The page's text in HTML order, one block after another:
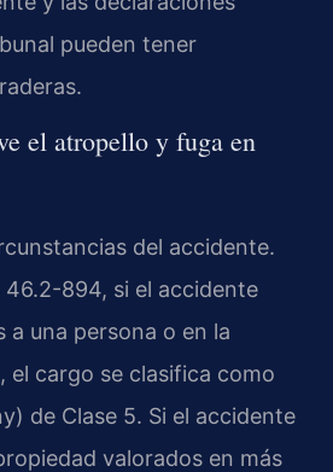
pueden tener
el atropello y fuga en
del accidente.
46.2-894, si el accidente
a una persona o en la
el cargo se clasifica como
de Clase 5. Si el accidente
valorados en más